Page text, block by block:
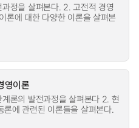
정을 살펴본다. 2. 고전적 경영
론에 대한 다양한 이론을 살펴본
영이론
론의 발전과정을 살펴본다 2. 현
에 관련된 이론들을 살펴본다.